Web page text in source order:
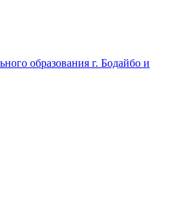
образования г. Бодайбо и